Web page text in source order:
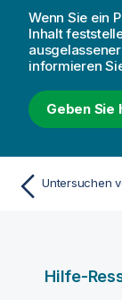
Wenn Sie ein
Inhalt
informieren
Geben Sie
Hilfe-